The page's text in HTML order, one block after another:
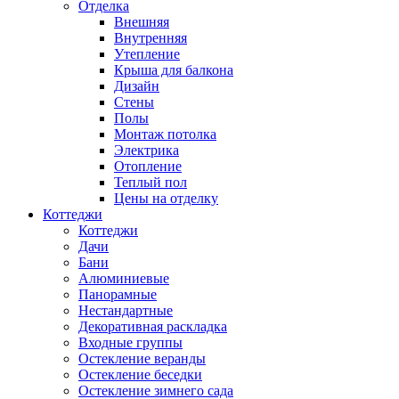
Отделка
Внешняя
Внутренняя
Утепление
Крыша для балкона
Дизайн
Стены
Полы
Монтаж потолка
Электрика
Отопление
Теплый пол
Цены на отделку
Коттеджи
Коттеджи
Дачи
Бани
Алюминиевые
Панорамные
Нестандартные
Декоративная раскладка
Входные группы
Остекление веранды
Остекление беседки
Остекление зимнего сада